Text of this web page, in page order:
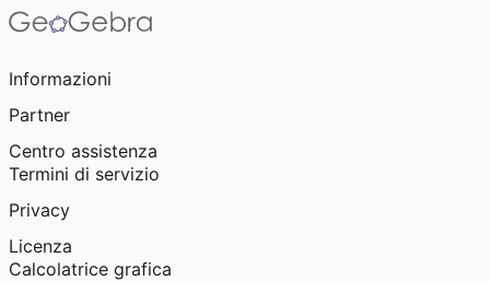
Informazioni
Partner
Centro assistenza
Termini di servizio
Privacy
Licenza
Calcolatrice grafica